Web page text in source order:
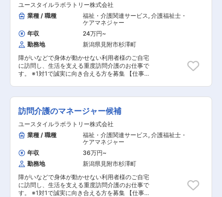
り、新領域へ挑戦し続けております。 変更の範
囲：会社の定める業務
働き方 ・同社社長の思いから、就業時間内で集中
して業務に取り組んでいただき、定時に退社いた
だくことを基本としており、オンオフのメリハリ
がはっきりとした就業環境です。 ・マイカー通勤
可/基本残業無し/定時17時/労働時間7.5h/有休取得
◎で働きやすい環境を整えています！ ■特徴・魅
上、雨どいの取付金具をはじめとする金属加工製
品を現在3000種以上、世に送り出してきまし
た。 ・商品の特許を取得している商品は200を超
え、その功績から知財功労賞を受賞し、特許庁長
です。自己資本比率は82％と、安定した会社基盤
を築いています。 変更の範囲：会社の定める業務
ートいたします。基本機種の勉強を社内で行った
後、各大手機械メーカーの研修センターにて勉強
をして頂きます。研修終了後は、実際のアパレル
メーカーやアパレル工場を先輩と回り、学んだ知
識と実際の現象を確認していきます。（各拠点に
は3名ほど先輩がおります） 業界で独り立ちする
までには5年ほどはかかるため、その間は先輩社
員との同行営業や顧客引継ぎをメインで行いま
す。 ■仕事内容 国内外問わず、産業用ミシンを
必要とするお客様先は自身で選定して対応いただ
車のシートを作る会社などに営業をしているメン
バーもおります。皆さまが良く知っている有名ア
ミシンを卸して、直すだけではこれまでの実績は
作れておらず、大事なのは「付加価値」をつける
ことです。この業界では毎年のように新しい素材
が開発され、その分加工方法も変わっていきま
す。こういった変化の波には既存のミシンでは対
応しきれず、既存製品の改良や加工方法の改善が
必須です。そういったニーズに対してアパレルメ
ーカーや製造工場のお客様と一緒に「どうしたら
この素材で製品が作れるのか」を考えていただく
のが同社のセールスエンジニアとなります。 ■担
当顧客数・エリア 一切制限はありません。どの地
ユースタイルラボラトリー株式会社
業種 / 職種
福祉・介護関連サービス, 介護福祉士・
ケアマネジャー
年収
24万円~
勤務地
新潟県見附市杉澤町
障がいなどで身体が動かせない利用者様のご自宅
に訪問し、生活を支える重度訪問介護のお仕事で
す。 ※1対1で誠実に向き合える方を募集 【仕事内
■見守り・対話：状態の変化に気を配りながらの
安全管理 ■生活介助： 家事援助（洗濯、掃除、
料理など） ■身体介護： 起床・就寝・入浴・食
事の介助など ■医療的ケア： たんの吸引、経管
栄養（胃ろう・腸ろう） など ※詳細は面談時
にお伝えします ◎最初は先輩スタッフが必ず同行
し、業務の流れや注意点を徹底的に指導します。
未経験の方もプロとして成長できます。
訪問介護のマネージャー候補
ユースタイルラボラトリー株式会社
業種 / 職種
福祉・介護関連サービス, 介護福祉士・
ケアマネジャー
年収
36万円~
勤務地
新潟県見附市杉澤町
障がいなどで身体が動かせない利用者様のご自宅
に訪問し、生活を支える重度訪問介護のお仕事で
す。 ※1対1で誠実に向き合える方を募集 【仕事内